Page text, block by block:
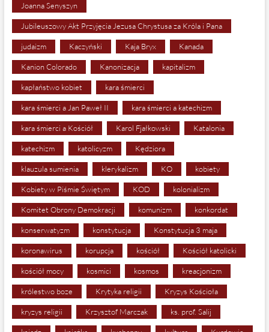
Joanna Senyszyn
Jubileuszowy Akt Przyjęcia Jezusa Chrystusa za Króla i Pana
judaizm Kaczyński Kaja Bryx Kanada
Kanion Colorado Kanonizacja kapitalizm
kapłaństwo kobiet kara śmierci
kara śmierci a Jan Paweł II kara śmierci a katechizm
kara śmierci a Kościół Karol Fjałkowski Katalonia
katechizm katolicyzm Kędziora
klauzula sumienia klerykalizm KO kobiety
Kobiety w Piśmie Świętym KOD kolonializm
Komitet Obrony Demokracji komunizm konkordat
konserwatyzm konstytucja Konstytucja 3 maja
koronawirus korupcja kościół Kościół katolicki
kościół mocy kosmici kosmos kreacjonizm
królestwo boze Krytyka religii Kryzys Kościoła
kryzys religii Krzysztof Marczak ks. prof. Salij